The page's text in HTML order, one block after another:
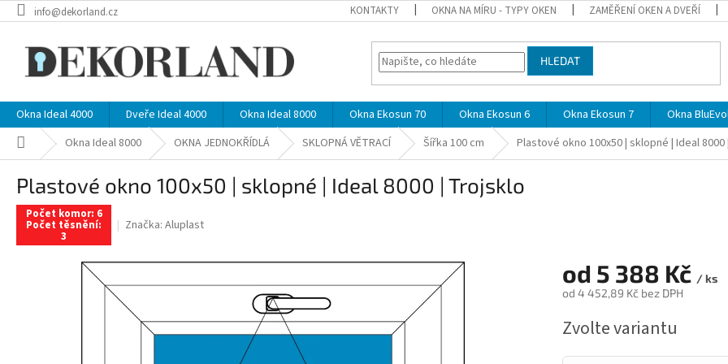
Přejít
na
info@dekorland.cz KONTAKTY OKNA NA MÍRU - TYPY OKEN ZAMĚŘENÍ OKEN A DVEŘÍ
HLEDAT
Okna Ideal 4000 Dveře Ideal 4000 Okna Ideal 8000 Okna Ekosun 70 Okna Ekosun 6 Okna Ekosun 7 Okna
Domů Okna Ideal 8000 OKNA JEDNOKŘÍDLÁ SKLOPNÁ VĚTRACÍ Šířka 100 cm Plastové okno 100x50 | sklopné | Ideal
Plastové okno 100x50 | sklopné | Ideal 8000 | Trojsklo
Počet komor: 6
Počet těsnění:
3
Značka: Aluplast
od 5 388 Kč / ks
od 4 452,89 Kč bez DPH
cena:
Zvolte variantu